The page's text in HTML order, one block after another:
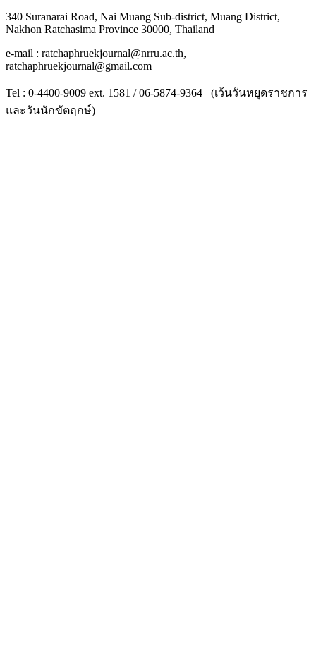
340 Suranarai Road, Nai Muang Sub-district, Muang District,
Nakhon Ratchasima Province 30000, Thailand
e-mail : ratchaphruekjournal@nrru.ac.th,
ratchaphruekjournal@gmail.com
Tel : 0-4400-9009 ext. 1581 / 06-5874-9364 (เว้นวันหยุดราชการ
และวันนักขัตฤกษ์)